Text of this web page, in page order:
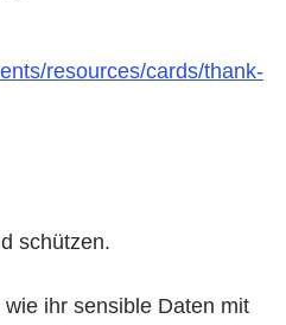
resources/cards/thank-
schützen.
ihr sensible Daten mit